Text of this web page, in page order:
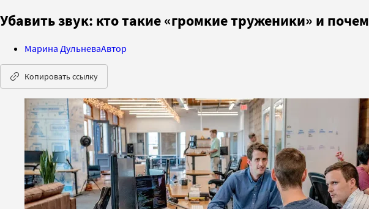
Убавить звук: кто такие «громкие труженики» и
Марина ДульневаАвтор
Копировать ссылку